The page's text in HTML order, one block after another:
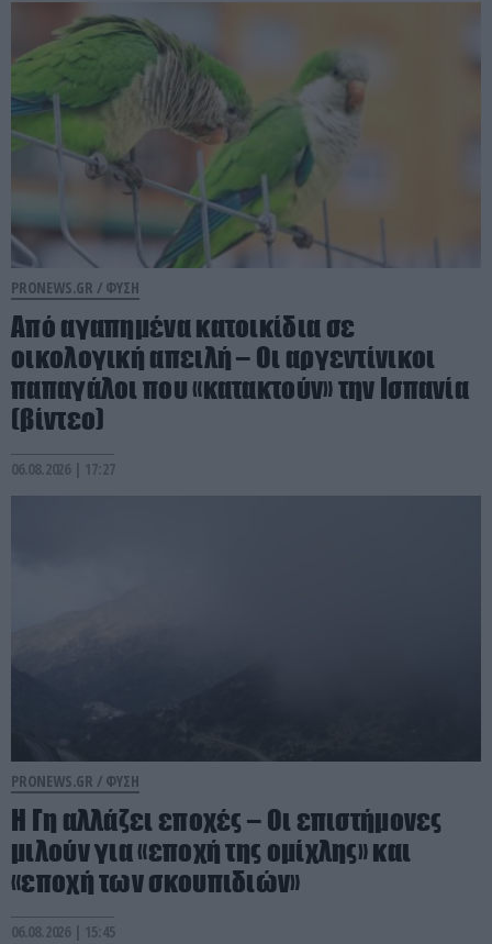
PRONEWS.GR / ΦΥΣΗ
Από αγαπημένα κατοικίδια σε
οικολογική απειλή – Οι αργεντίνικοι
παπαγάλοι που «κατακτούν» την Ισπανία
(βίντεο)
06.08.2026 | 17:27
PRONEWS.GR / ΦΥΣΗ
Η Γη αλλάζει εποχές – Οι επιστήμονες
μιλούν για «εποχή της ομίχλης» και
«εποχή των σκουπιδιών»
06.08.2026 | 15:45